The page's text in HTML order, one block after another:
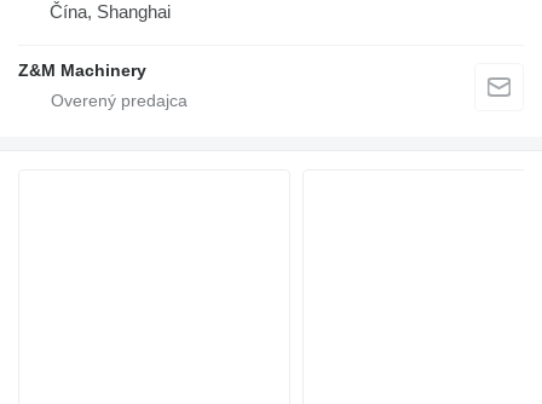
Čína, Shanghai
Z&M Machinery